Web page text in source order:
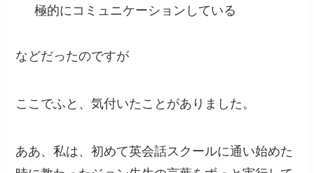
極的にコミュニケーションしている
などだったのですが
ここでふと、気付いたことがありました。
ああ、私は、初めて英会話スクールに通い始めた